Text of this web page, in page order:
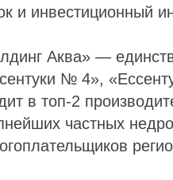
и инвестиционный
Аква» —
№ 4»,
в топ-2
частных